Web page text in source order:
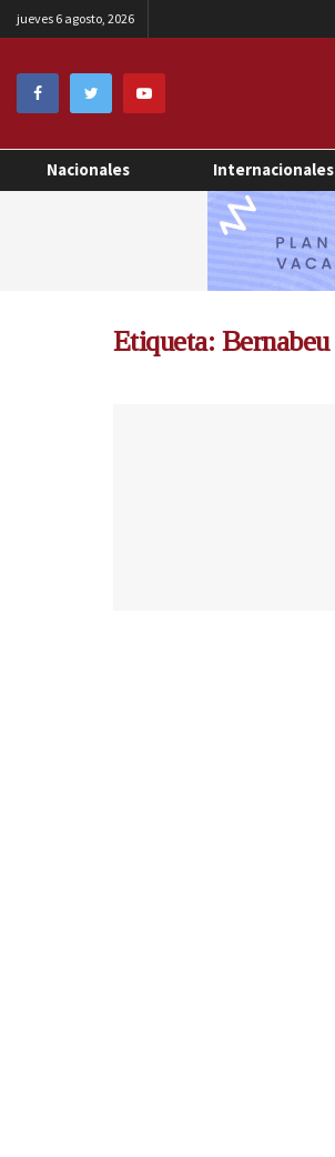
jueves 6 agosto, 2026
Nacionales Internacionales
Etiqueta: Bernabeu